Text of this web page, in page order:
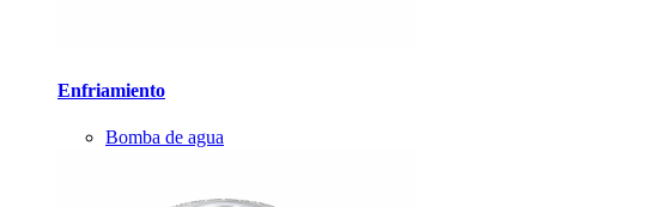
Enfriamiento
Bomba de agua